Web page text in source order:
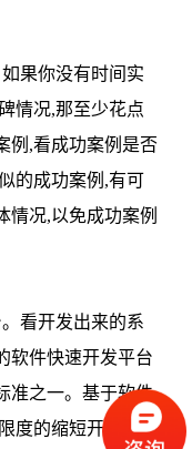
果你没有时间实
情况,那至少花点
例,看成功案例是否
的成功案例,有可
情况,以免成功案例
看开发出来的系
软件快速开发平台
准之一。基于软件
度的缩短开发周